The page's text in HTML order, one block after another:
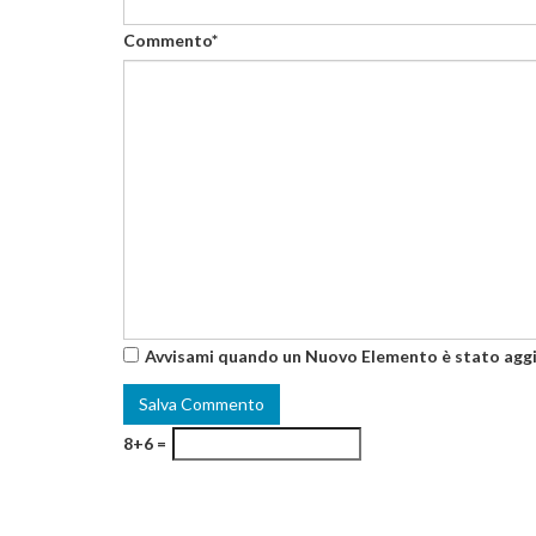
Commento*
Avvisami quando un Nuovo Elemento è stato
8+6 =